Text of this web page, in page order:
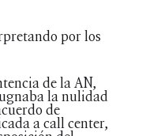
por los
de la AN,
la nulidad
de
a call center,